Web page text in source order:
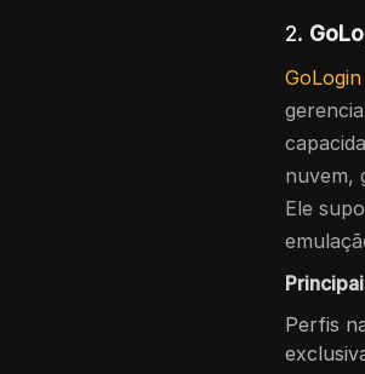
2.
GoLogin
nuvem,
Ele
Perfis